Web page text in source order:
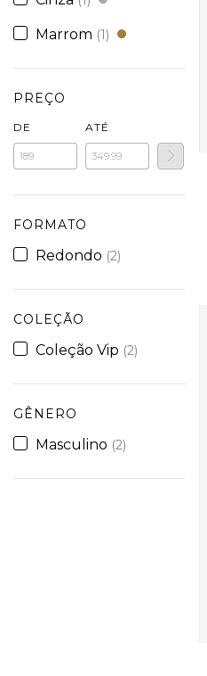
Marrom (1)
PREÇO
DE ATÉ
FORMATO
Redondo (2)
COLEÇÃO
Coleção Vip (2)
GÊNERO
Masculino (2)